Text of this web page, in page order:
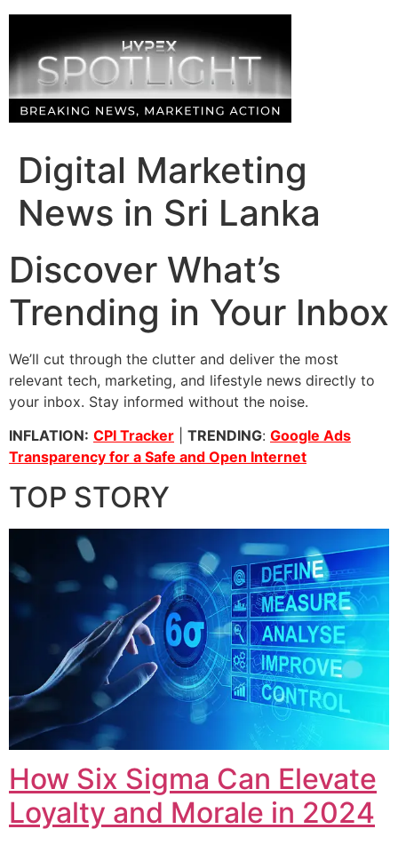
Skip
content
Digital Marketing
News in Sri Lanka
Discover What’s
Trending in Your Inbox
We’ll cut through the clutter and deliver the most
relevant tech, marketing, and lifestyle news directly to
your inbox. Stay informed without the noise.
INFLATION: CPI Tracker TRENDING: Google Ads
Transparency for a Safe and Open Internet
TOP STORY
How Six Sigma Can Elevate
Loyalty and Morale in 2024